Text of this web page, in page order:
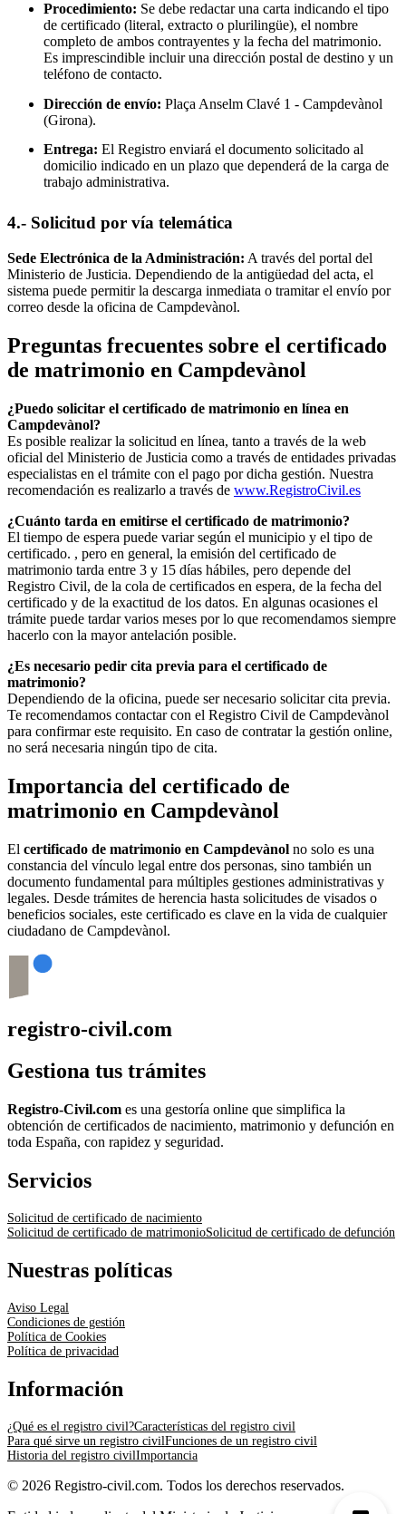
Procedimiento: Se debe redactar una carta indicando el tipo
de certificado (literal, extracto o plurilingüe), el nombre
completo de ambos contrayentes y la fecha del matrimonio.
Es imprescindible incluir una dirección postal de destino y un
teléfono de contacto.
Dirección de envío: Plaça Anselm Clavé 1 - Campdevànol
(Girona).
Entrega: El Registro enviará el documento solicitado al
domicilio indicado en un plazo que dependerá de la carga de
trabajo administrativa.
4.- Solicitud por vía telemática
Sede Electrónica de la Administración: A través del portal del
Ministerio de Justicia. Dependiendo de la antigüedad del acta, el
sistema puede permitir la descarga inmediata o tramitar el envío por
correo desde la oficina de Campdevànol.
Preguntas frecuentes sobre el certificado
de matrimonio en Campdevànol
¿Puedo solicitar el certificado de matrimonio en línea en
Campdevànol?
Es posible realizar la solicitud en línea, tanto a través de la web
oficial del Ministerio de Justicia como a través de entidades privadas
especialistas en el trámite con el pago por dicha gestión. Nuestra
recomendación es realizarlo a través de www.RegistroCivil.es
¿Cuánto tarda en emitirse el certificado de matrimonio?
El tiempo de espera puede variar según el municipio y el tipo de
certificado. , pero en general, la emisión del certificado de
matrimonio tarda entre 3 y 15 días hábiles, pero depende del
Registro Civil, de la cola de certificados en espera, de la fecha del
certificado y de la exactitud de los datos. En algunas ocasiones el
trámite puede tardar varios meses por lo que recomendamos siempre
hacerlo con la mayor antelación posible.
¿Es necesario pedir cita previa para el certificado de
matrimonio?
Dependiendo de la oficina, puede ser necesario solicitar cita previa.
Te recomendamos contactar con el Registro Civil de Campdevànol
para confirmar este requisito. En caso de contratar la gestión online,
no será necesaria ningún tipo de cita.
Importancia del certificado de
matrimonio en Campdevànol
El certificado de matrimonio en Campdevànol no solo es una
constancia del vínculo legal entre dos personas, sino también un
documento fundamental para múltiples gestiones administrativas y
legales. Desde trámites de herencia hasta solicitudes de visados o
beneficios sociales, este certificado es clave en la vida de cualquier
ciudadano de Campdevànol.
registro-civil.com
Gestiona tus trámites
Registro-Civil.com es una gestoría online que simplifica la
obtención de certificados de nacimiento, matrimonio y defunción en
toda España, con rapidez y seguridad.
Servicios
Solicitud de certificado de nacimiento
Solicitud de certificado de matrimonioSolicitud de certificado de defunción
Nuestras políticas
Aviso Legal
Condiciones de gestión
Política de Cookies
Política de privacidad
Información
¿Qué es el registro civil?Características del registro civil
Para qué sirve un registro civilFunciones de un registro civil
Historia del registro civilImportancia
© 2026 Registro-civil.com. Todos los derechos reservados.